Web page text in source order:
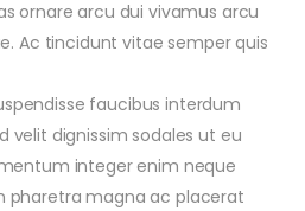
ornare arcu dui vivamus arcu
Ac tincidunt vitae semper quis
faucibus interdum
velit dignissim sodales ut eu
integer enim neque
pharetra magna ac placerat